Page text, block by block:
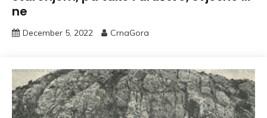
ne
December 5, 2022 CrnaGora